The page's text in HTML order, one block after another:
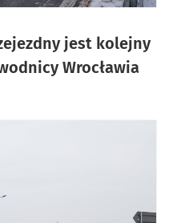
jest kolejny
Wrocławia